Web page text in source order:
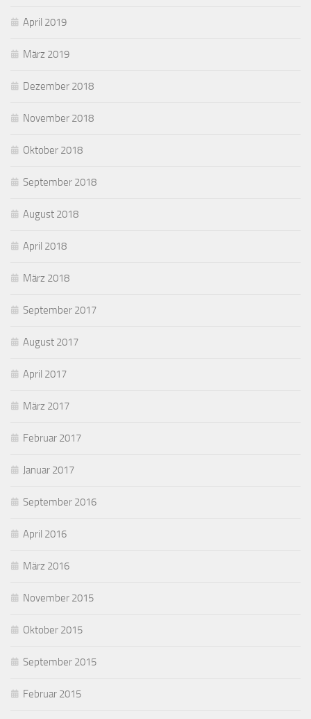
April 2019
März 2019
Dezember 2018
November 2018
Oktober 2018
September 2018
August 2018
April 2018
März 2018
September 2017
August 2017
April 2017
März 2017
Februar 2017
Januar 2017
September 2016
April 2016
März 2016
November 2015
Oktober 2015
September 2015
Februar 2015